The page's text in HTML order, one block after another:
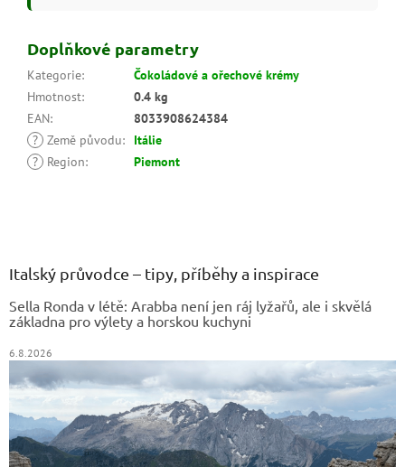
Doplňkové parametry
Kategorie:
Čokoládové a ořechové krémy
Hmotnost:
0.4 kg
EAN:
8033908624384
? Země původu:
Itálie
?
Region: Piemont
Italský průvodce – tipy, příběhy a inspirace
Sella Ronda v létě: Arabba není jen ráj lyžařů, ale i skvělá
základna pro výlety a horskou kuchyni
6.8.2026